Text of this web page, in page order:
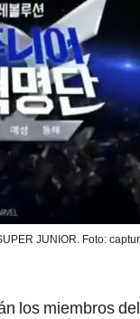
JUNIOR. Foto:
los miembros